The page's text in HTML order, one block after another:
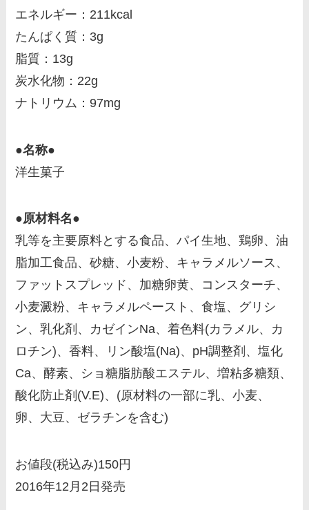
エネルギー：211kcal
たんぱく質：3g
脂質：13g
炭水化物：22g
ナトリウム：97mg
●名称●
洋生菓子
●原材料名●
乳等を主要原料とする食品、パイ生地、鶏卵、油
脂加工食品、砂糖、小麦粉、キャラメルソース、
ファットスプレッド、加糖卵黄、コンスターチ、
小麦澱粉、キャラメルペースト、食塩、グリシ
ン、乳化剤、カゼインNa、着色料(カラメル、カ
ロチン)、香料、リン酸塩(Na)、pH調整剤、塩化
Ca、酵素、ショ糖脂肪酸エステル、増粘多糖類、
酸化防止剤(V.E)、(原材料の一部に乳、小麦、
卵、大豆、ゼラチンを含む)
お値段(税込み)150円
2016年12月2日発売